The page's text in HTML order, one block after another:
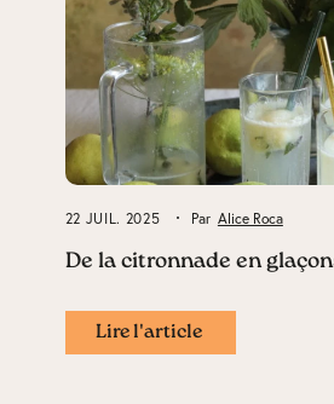
22 JUIL. 2025 Par Alice Roca
De la citronnade en
Lire l'article